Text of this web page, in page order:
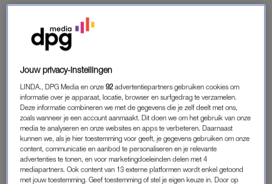
AMY ROSE IN HET ZIEKENHUIS
“Ik ben gisteravond opgenomen met acute pijnaanvallen. Het
heel pijnlijk”, vertelt ze vanuit haar ziekenhuisbed. Ze voelt zich
wanhopig: “Ik heb echt heel erg veel pijn. Ik zit onder de
morfine.”
In het ziekenhuis is er een echo van haar buik gemaakt. “Ze
kwamen erachter dat er los bloed in mijn buik zat. Ze dachten
eerst dat het eenbuitenbaarmoederlijke zwangerschap
maar dat was het niet. Nu denken ze dat het een best wel
Jouw privacy-instellingen
LINDA., DPG Media en onze92 advertentiepartners gebruiken cookies om
informatie over je apparaat, locatie, browser en surfgedrag te verzamelen.
Deze informatie combineren we met de gegevens die je zelf deelt met ons,
zoals wanneer je een account aanmaakt. Dit doen we om het gebruik van onze
media te analyseren en onze websites en apps te verbeteren. Daarnaast
kunnen we, als je hier toestemming voor geeft, je gegevens gebruiken om onze
content, communicatie en aanbod te personaliseren en je relevante
advertenties te tonen, en voor marketingdoeleinden delen met 4
mediapartners. Ook content van 13 externe platformen wordt enkel getoond
met jouw toestemming. Geef toestemming of stel je eigen keuze in. Door op